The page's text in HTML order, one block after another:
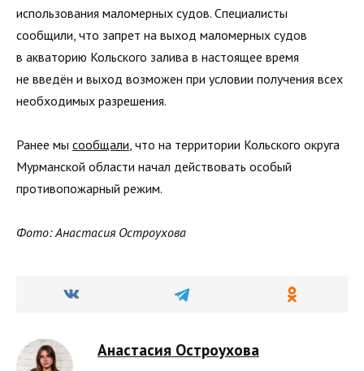
использования маломерных судов. Специалисты
сообщили, что запрет на выход маломерных судов
в акваторию Кольского залива в настоящее время
не введён и выход возможен при условии получения всех
необходимых разрешения.
Ранее мы сообщали , что на территории Кольского округа
Мурманской области начал действовать особый
противопожарный режим.
Фото: Анастасия Остроухова
Анастасия Остроухова